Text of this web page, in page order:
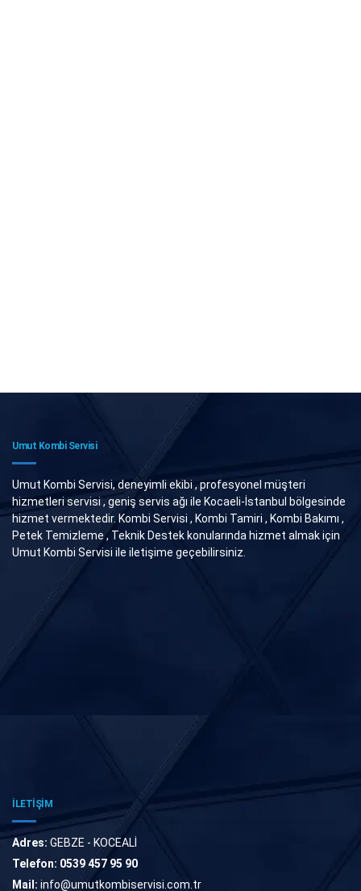
Umut Kombi Servisi
Umut Kombi Servisi, deneyimli ekibi , profesyonel müşteri
hizmetleri servisi , geniş servis ağı ile Kocaeli-İstanbul bölgesinde
hizmet vermektedir. Kombi Servisi , Kombi Tamiri , Kombi Bakımı ,
Petek Temizleme , Teknik Destek konularında hizmet almak için
Umut Kombi Servisi ile iletişime geçebilirsiniz.
İLETİŞİM
Adres: GEBZE - KOCEALİ
Telefon: 0539 457 95 90
Mail: info@umutkombiservisi.com.tr